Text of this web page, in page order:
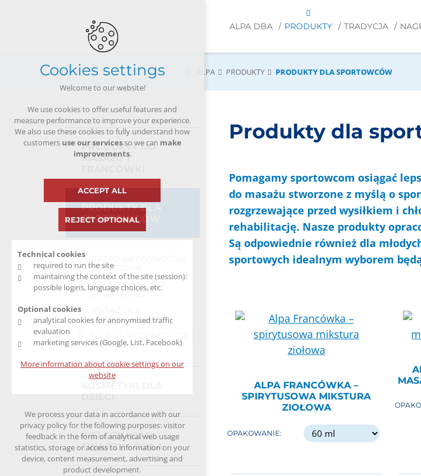
ALPA DBA PRODUKTY TRADYCJA
ALPA PRODUKTY PRODUKTY DLA SPORTOWCÓW
Produkty dla
Pomagamy sportowcom osiągać
do masażu stworzone z myślą o
rozgrzewające przed wysiłkiem i
rehabilitację. Nasze produkty
Są odpowiednie również dla
sportowych idealnym wyborem
ALPA FRANCÓWKA –
SPIRYTUSOWA MIKSTURA
ZIOŁOWA
OPAKOWANIE:
PRODUKTY DO
MASAŻU I
PRODUKTY DLA
SPORTOWCÓW
SPORTOWĄ
PO AKTYWNOŚCI
SPORTOWEJ
SPORTOWCÓW
ODNOWĘ
DZIECI
PIELĘGNACJA
TWARZY I CIAŁA
Cookies settings
Welcome to our website!
We use cookies to offer useful features and
measure performance to improve your experience.
We also use these cookies to fully understand how
customers use our servicesso we can make
improvements.
Technical cookies
required to run the site
maintaining the context of the site (session):
possible logins, language choices, etc.
Optional cookies
analytical cookies for anonymised traffic
evaluation
marketing services (Google, List, Facebook)
More information about cookie settings on our
website
ACCEPT ALL
REJECT OPTIONAL
We process your data in accordance with our
privacy policy for the following purposes: visitor
feedback in the form of analytical web usage
statistics, storage or access to information on your
device, content measurement, advertising and
product development.